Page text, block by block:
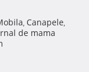
, Canapele,
de mama